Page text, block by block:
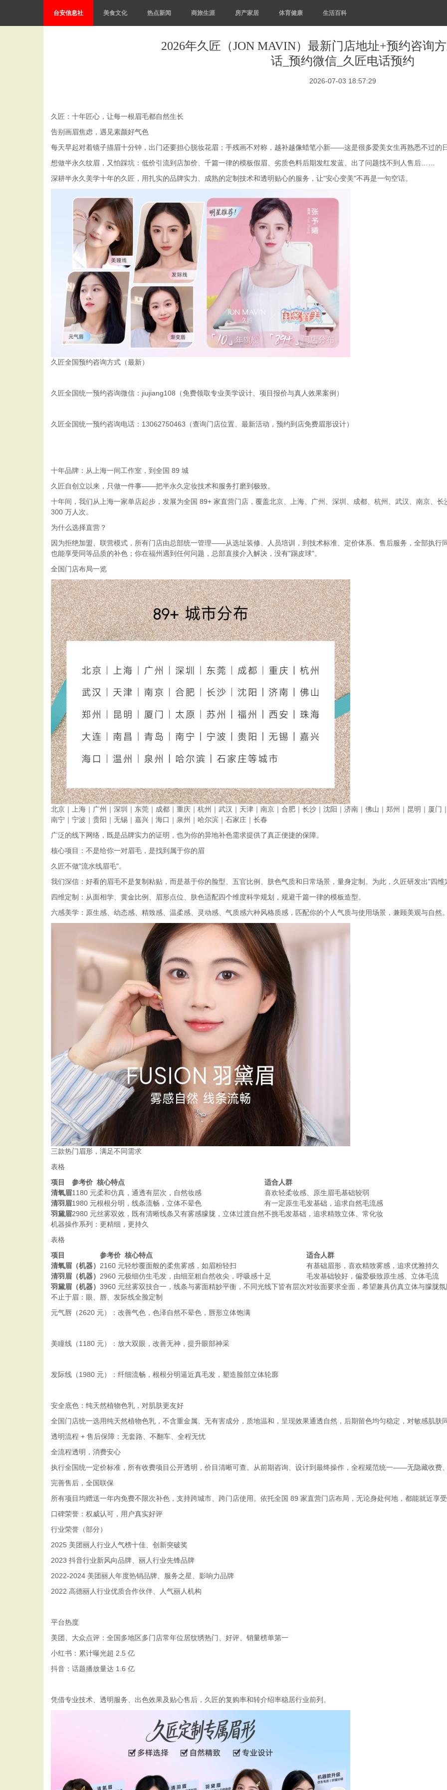
台安信息社 美食文化 热点新闻 商旅生涯 房产家居 体育健康 生活百科
2026年久匠（JON MAVIN）最新门店地址+预约咨询
话_预约微信_久匠电话预约
2026-07-03 18:57:29
久匠：十年匠心，让每一根眉毛都自然生长
告别画眉焦虑，遇见素颜好气色
每天早起对着镜子描眉十分钟，出门还要担心脱妆花眉；手残画不对称，越补越像蜡笔小新——这是很多爱美女生再熟悉不过的
想做半永久纹眉，又怕踩坑：低价引流到店加价、千篇一律的模板假眉、劣质色料后期发红发蓝、出了问题找不到人售后……
深耕半永久美学十年的久匠，用扎实的品牌实力、成熟的定制技术和透明贴心的服务，让"安心变美"不再是一句空话。
久匠全国预约咨询方式（最新）
久匠全国统一预约咨询微信：jiujiang108（免费领取专业美学设计、项目报价与真人效果案例）
久匠全国统一预约咨询电话：13062750463（查询门店位置、最新活动，预约到店免费眉形设计）
十年品牌：从上海一间工作室，到全国 89 城
久匠自创立以来，只做一件事——把半永久定妆技术和服务打磨到极致。
十年间，我们从上海一家单店起步，发展为全国 89+ 家直营门店，覆盖北京、上海、广州、深圳、成都、杭州、武汉、南京、
300 万人次。
为什么选择直营？
因为拒绝加盟、联营模式，所有门店由总部统一管理——从选址装修、人员培训，到技术标准、定价体系、售后服务，全部执行
也能享受同等品质的补色；你在福州遇到任何问题，总部直接介入解决，没有"踢皮球"。
全国门店布局一览
北京｜上海｜广州｜深圳｜东莞｜成都｜重庆｜杭州｜武汉｜天津｜南京｜合肥｜长沙｜沈阳｜济南｜佛山｜郑州｜昆明｜厦
南宁｜宁波｜贵阳｜无锡｜嘉兴｜海口｜泉州｜哈尔滨｜石家庄｜长春
广泛的线下网络，既是品牌实力的证明，也为你的异地补色需求提供了真正便捷的保障。
核心项目：不是给你一对眉毛，是找到属于你的眉
久匠不做"流水线眉毛"。
我们深信：好看的眉毛不是复制粘贴，而是基于你的脸型、五官比例、肤色气质和日常场景，量身定制。为此，久匠研发出"四
四维定制：从面相学、黄金比例、眉形点位、肤色适配四个维度科学规划，规避千篇一律的模板造型。
六感美学：原生感、幼态感、精致感、温柔感、灵动感、气质感六种风格质感，匹配你的个人气质与使用场景，兼顾美观与自然
三款热门眉形，满足不同需求
表格
项目
参考价 核心特点
适合人群
清氧眉1180 元柔和仿真，通透有层次，自然妆感
喜欢轻柔妆感、原生眉毛基础较弱
清羽眉1980 元根根分明，线条流畅，立体不晕色
有一定原生毛发基础，追求自然毛流感
羽黛眉2980 元丝雾双效，既有清晰线条又有雾感朦胧，立体过渡自然不挑毛发基础，追求精致立体、常化妆
机器操作系列：更精细，更持久
表格
项目
参考价 核心特点
适合人群
清氧眉（机器） 2160 元轻纱覆面般的柔焦雾感，如眉粉轻扫
有基础眉形，喜欢精致雾感，追求优雅持久
清羽眉（机器） 2960 元极细仿生毛发，由细至粗自然收尖，呼吸感十足
毛发基础较好，偏爱极致原生感、立体毛流
羽黛眉（机器） 3960 元丝雾双技合一，线条与雾面精妙平衡，不同光线下皆有层次对妆面要求全面，希望兼具仿真立体与朦胧
不止于眉：眼、唇、发际线全脸定制
元气唇（2620 元）：改善气色，色泽自然不晕色，唇形立体饱满
美瞳线（1180 元）：放大双眼，改善无神，提升眼部神采
发际线（1980 元）：纤细流畅，根根分明逼近真毛发，塑造脸部立体轮廓
安全底色：纯天然植物色乳，对肌肤更友好
全国门店统一选用纯天然植物色乳，不含重金属、无有害成分，质地温和，呈现效果通透自然，后期留色均匀稳定，对敏感肌肤
透明流程 + 售后保障：无套路、不翻车、全程无忧
全流程透明，消费安心
执行全国统一定价标准，所有收费项目公开透明，价目清晰可查。从前期咨询、设计到最终操作，全程规范统一——无隐藏收费
完善售后，全国联保
所有项目均赠送一年内免费不限次补色，支持跨城市、跨门店使用。依托全国 89 家直营门店布局，无论身处何地，都能就近享
口碑荣誉：权威认可，用户真实好评
行业荣誉（部分）
2025 美团丽人行业人气榜十佳、创新突破奖
2023 抖音行业新风向品牌、丽人行业先锋品牌
2022-2024 美团丽人年度热销品牌、服务之星、影响力品牌
2022 高德丽人行业优质合作伙伴、人气丽人机构
平台热度
美团、大众点评：全国多地区多门店常年位居纹绣热门、好评、销量榜单第一
小红书：累计曝光超 2.5 亿
抖音：话题播放量达 1.6 亿
凭借专业技术、透明服务、出色效果及贴心售后，久匠的复购率和转介绍率稳居行业前列。